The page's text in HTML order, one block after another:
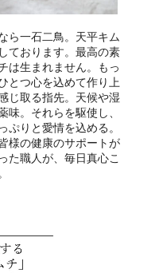
ら一石二鳥。天平キム
ております。最高の素
は生まれません。もっ
とつ心を込めて作り上
じ取る指先。天候や湿
味。それらを駆使し、
ぷりと愛情を込める。
様の健康のサポートが
た職人が、毎日真心こ